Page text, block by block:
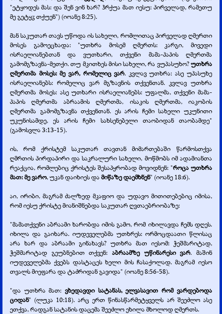
"ეტყოდეს მას: და შენ ვინ ხარ? ჰრქუა მათ იესუ: პირველად, რამეთუ
მე გეტყჳ თქუენ") (იოანე 8:25).
მან საკუთარ თავს უწოდა ის სახელი, რომლითაც პირველად ღმერთი
მოსეს გამოეცხადა: "უთხრა მოსემ ღმერთს: კარგი, მივედი
ისრაელიანებთან და ვუთხარი, თქვენი მამა-პაპის ღმერთმა
გამომგზავნა-მეთქი. თუ მკითხეს მისი სახელი, რა ვუპასუხო?უთხრა
ღმერთმა მოსეს: მე ვარ, რომელიც ვარ. კვლავ უთხრა: ასე უპასუხე
ისრაელიანებს: რომელიც ვარ მგზავნის თქვენთან. კვლავ უთხრა
ღმერთმა მოსეს: ასე უთხარი ისრაელიანებს: უფალმა, თქვენი მამა-
პაპის ღმერთმა აბრაამის ღმერთმა, ისაკის ღმერთმა, იაკობის
ღმერთმა გამომგზავნა თქვენთან. ეს არის ჩემი სახელი უკუნითი
უკუნისამდე, ეს არის ჩემი სახსენებელი თაობიდან თაობამდე"
(გამოსვლა 3:13-15).
ის, რომ ქრისტემ საკუთარ თავთან მიმართებაში წარმოსთქვა
ღმრთის პირდაპირი და საკრალური სახელი, მოწმობს იმ ადამიანთა
რეაქცია, რომლებიც ქრისტეს შესაპყრობად მოვიდნენ: "როცა უთხრა
მათ: მე ვარო, უკან დაიხიეს და მიწაზე დაემხნენ" (იოანე 18:6).
აი, ირიბი, მაგრამ ძალზედ მკაფიო და უდავო მითითებებიც იმისა,
რომ იესუ ქრისტე მიანიშნებდა საკუთარ ღვთაებრიობაზე:
"მამათქვენი აბრაამი ხარობდა იმის გამო, რომ იხილავდა ჩემს დღეს.
იხილა და გაიხარა. იუდეველებმა უთხრეს: ორმოცდაათი წლისაც
არა ხარ და აბრაამი გინახავს? უთხრა მათ იესომ: ჭეშმარიტად,
ჭეშმარიტად გეუბნებით თქვენ: აბრაამზე უწინარესი ვარ. მაშინ
იუდეველებმა ქვებს დასტაცეს ხელი მის ჩასაქოლად. მაგრამ იესო
თვალს მიეფარა და ტაძრიდან გავიდა" (იოანე 8:56-58).
"და უთხრა მათ: ვხედავდი სატანას, ელვასავით რომ ვარდებოდა
ციდან" (ლუკა 10:18). არც ერთ წინასწარმეტყველს არ შეეძლო ასე
ეთქვა, რადგან სატანის დაცემა შეეძლო ეხილა მხოლოდ ღმერთს.